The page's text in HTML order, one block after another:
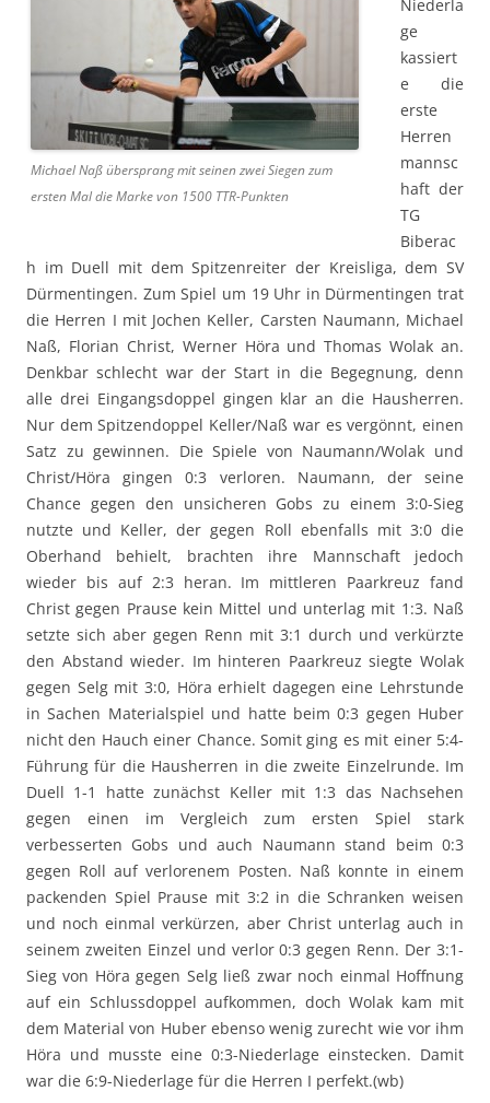
Michael Naß übersprang mit seinen zwei Siegen zum
ersten Mal die Marke von 1500 TTR-Punkten
Niederla
ge
kassiert
e die
erste
Herren
mannsc
haft der
TG
Biberac
h im Duell mit dem Spitzenreiter der Kreisliga, dem SV
Dürmentingen. Zum Spiel um 19 Uhr in Dürmentingen trat
die Herren I mit Jochen Keller, Carsten Naumann, Michael
Naß, Florian Christ, Werner Höra und Thomas Wolak an.
Denkbar schlecht war der Start in die Begegnung, denn
alle drei Eingangsdoppel gingen klar an die Hausherren.
Nur dem Spitzendoppel Keller/Naß war es vergönnt, einen
Satz zu gewinnen. Die Spiele von Naumann/Wolak und
Christ/Höra gingen 0:3 verloren. Naumann, der seine
Chance gegen den unsicheren Gobs zu einem 3:0-Sieg
nutzte und Keller, der gegen Roll ebenfalls mit 3:0 die
Oberhand behielt, brachten ihre Mannschaft jedoch
wieder bis auf 2:3 heran. Im mittleren Paarkreuz fand
Christ gegen Prause kein Mittel und unterlag mit 1:3. Naß
setzte sich aber gegen Renn mit 3:1 durch und verkürzte
den Abstand wieder. Im hinteren Paarkreuz siegte Wolak
gegen Selg mit 3:0, Höra erhielt dagegen eine Lehrstunde
in Sachen Materialspiel und hatte beim 0:3 gegen Huber
nicht den Hauch einer Chance. Somit ging es mit einer 5:4-
Führung für die Hausherren in die zweite Einzelrunde. Im
Duell 1-1 hatte zunächst Keller mit 1:3 das Nachsehen
gegen einen im Vergleich zum ersten Spiel stark
verbesserten Gobs und auch Naumann stand beim 0:3
gegen Roll auf verlorenem Posten. Naß konnte in einem
packenden Spiel Prause mit 3:2 in die Schranken weisen
und noch einmal verkürzen, aber Christ unterlag auch in
seinem zweiten Einzel und verlor 0:3 gegen Renn. Der 3:1-
Sieg von Höra gegen Selg ließ zwar noch einmal Hoffnung
auf ein Schlussdoppel aufkommen, doch Wolak kam mit
dem Material von Huber ebenso wenig zurecht wie vor ihm
Höra und musste eine 0:3-Niederlage einstecken. Damit
war die 6:9-Niederlage für die Herren I perfekt.(wb)